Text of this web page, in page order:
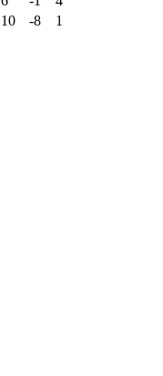
10 -8
1